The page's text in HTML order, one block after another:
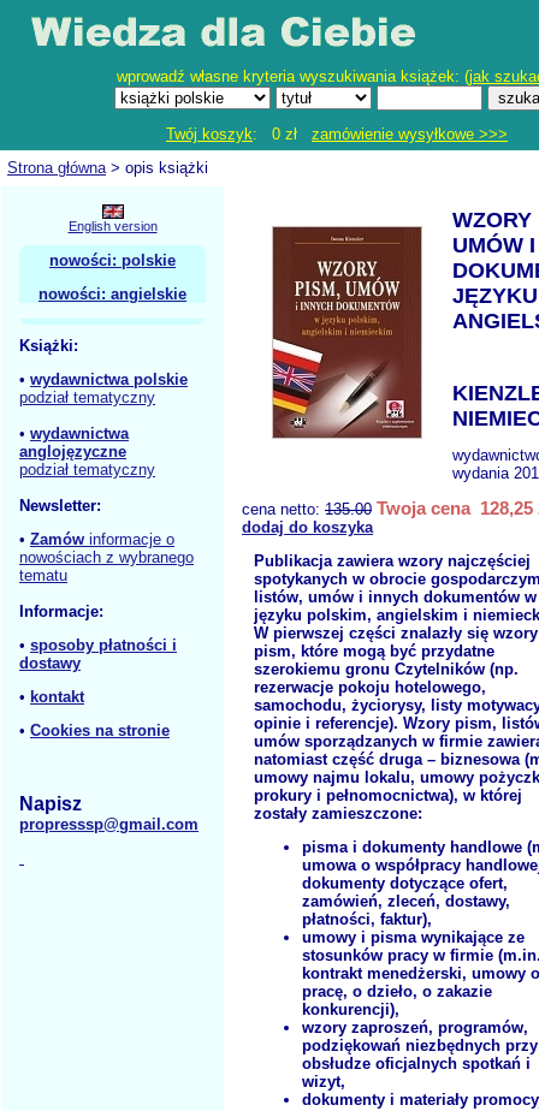
wprowadź własne kryteria wyszukiwania książek: (jak
Twój koszyk: 0 zł zamówienie wysyłkowe >>>
Strona główna> opis książki
English version
nowości: polskie
nowości: angielskie
Książki:
• wydawnictwa polskie
podział tematyczny
• wydawnictwa
anglojęzyczne
podział tematyczny
Newsletter:
• Zamów informacje o
nowościach z wybranego
tematu
Informacje:
• sposoby płatności i
dostawy
• kontakt
• Cookies na stronie
Napisz
propresssp@gmail.com
WZORY
UMÓW
wydania
cena netto: 135.00 Twoja cena 128,25
dodaj do koszyka
Publikacja zawiera wzory najczęściej
spotykanych w obrocie
listów, umów i innych dokumentów w
języku polskim, angielskim i
W pierwszej części znalazły się wzory
pism, które mogą być przydatne
szerokiemu gronu Czytelników (np.
rezerwacje pokoju hotelowego,
samochodu, życiorysy, listy
opinie i referencje). Wzory pism,
umów sporządzanych w firmie
natomiast część druga – biznesowa
umowy najmu lokalu, umowy
prokury i pełnomocnictwa), w której
zostały zamieszczone:
pisma i dokumenty handlowe
umowa o współpracy
dokumenty dotyczące ofert,
zamówień, zleceń, dostawy,
płatności, faktur),
umowy i pisma wynikające ze
stosunków pracy w firmie
kontrakt menedżerski, umowy o
pracę, o dzieło, o zakazie
konkurencji),
wzory zaproszeń, programów,
podziękowań niezbędnych przy
obsłudze oficjalnych spotkań i
wizyt,
dokumenty i materiały